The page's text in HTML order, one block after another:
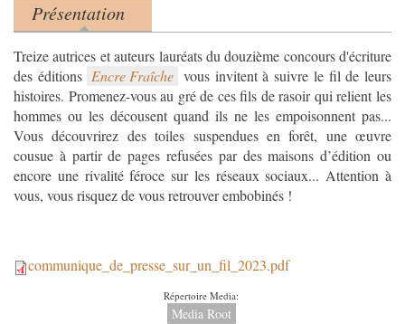
Product tabs
Présentation
(onglet actif)
Treize autrices et auteurs lauréats du douzième concours d'écriture
des éditions Encre Fraîche vous invitent à suivre le fil de leurs
histoires. Promenez-vous au gré de ces fils de rasoir qui relient les
hommes ou les décousent quand ils ne les empoisonnent pas...
Vous découvrirez des toiles suspendues en forêt, une œuvre
cousue à partir de pages refusées par des maisons d’édition ou
encore une rivalité féroce sur les réseaux sociaux... Attention à
vous, vous risquez de vous retrouver embobinés !
communique_de_presse_sur_un_fil_2023.pdf
Répertoire Media:
Media Root